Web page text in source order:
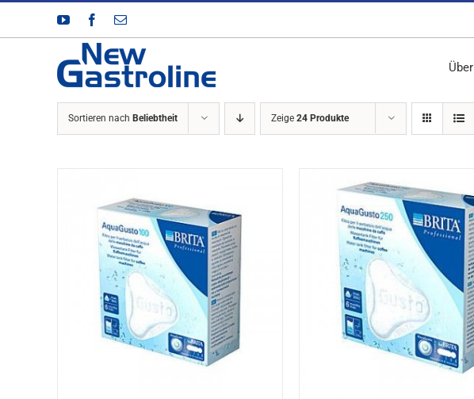
Zum
springen
YouTubeFacebook
E-
Sortieren nach Beliebtheit Zeige 24 Produkte
DETAILS